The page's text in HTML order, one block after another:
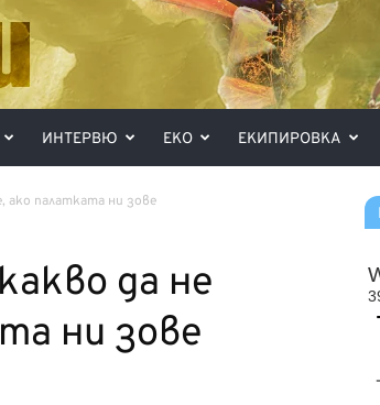
ИНТЕРВЮ ЕКО ЕКИПИРОВКА
ако палатката ни зове
да не
ни зове